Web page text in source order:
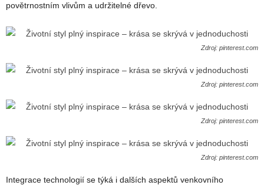
povětrnostním vlivům a udržitelné dřevo.
Zdroj: pinterest.com
Zdroj: pinterest.com
Zdroj: pinterest.com
Zdroj: pinterest.com
Integrace technologií se týká i dalších aspektů venkovního